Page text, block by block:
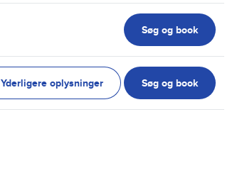
Søg og book
Yderligere oplysninger Søg og book